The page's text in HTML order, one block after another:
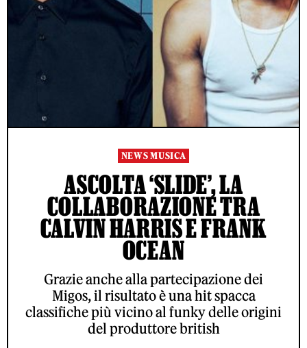
NEWS MUSICA
ASCOLTA ‘SLIDE’, LA
COLLABORAZIONE TRA
CALVIN HARRIS E FRANK
OCEAN
Grazie anche alla partecipazione dei
Migos, il risultato è una hit spacca
classifiche più vicino al funky delle origini
del produttore british